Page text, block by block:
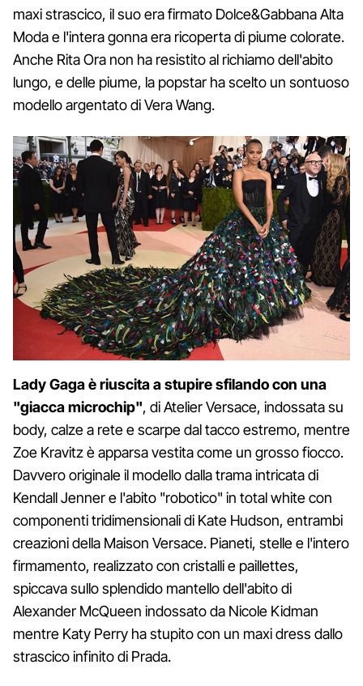
maxi strascico, il suo era firmato Dolce&Gabbana Alta
Moda e l'intera gonna era ricoperta di piume colorate.
Anche Rita Ora non ha resistito al richiamo dell'abito
lungo, e delle piume, la popstar ha scelto un sontuoso
modello argentato di Vera Wang.
Lady Gaga è riuscita a stupire sfilando con una
"giacca microchip", di Atelier Versace, indossata su
body, calze a rete e scarpe dal tacco estremo, mentre
Zoe Kravitz è apparsa vestita come un grosso fiocco.
Davvero originale il modello dalla trama intricata di
Kendall Jenner e l'abito "robotico" in total white con
componenti tridimensionali di Kate Hudson, entrambi
creazioni della Maison Versace. Pianeti, stelle e l'intero
firmamento, realizzato con cristalli e paillettes,
spiccava sullo splendido mantello dell'abito di
Alexander McQueen indossato da Nicole Kidman
mentre Katy Perry ha stupito con un maxi dress dallo
strascico infinito di Prada.